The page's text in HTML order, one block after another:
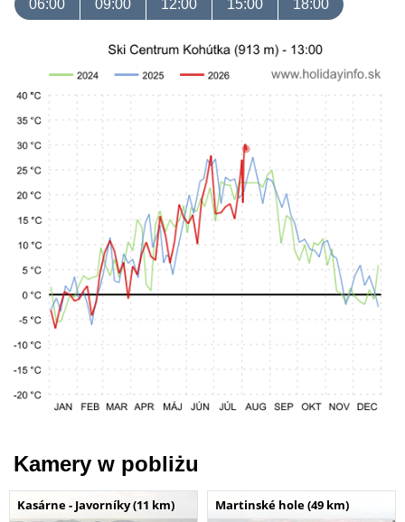
06:00 09:00 12:00 15:00 18:00
Kamery w pobliżu
Kasárne - Javorníky (11 km) Martinské hole (49 km)